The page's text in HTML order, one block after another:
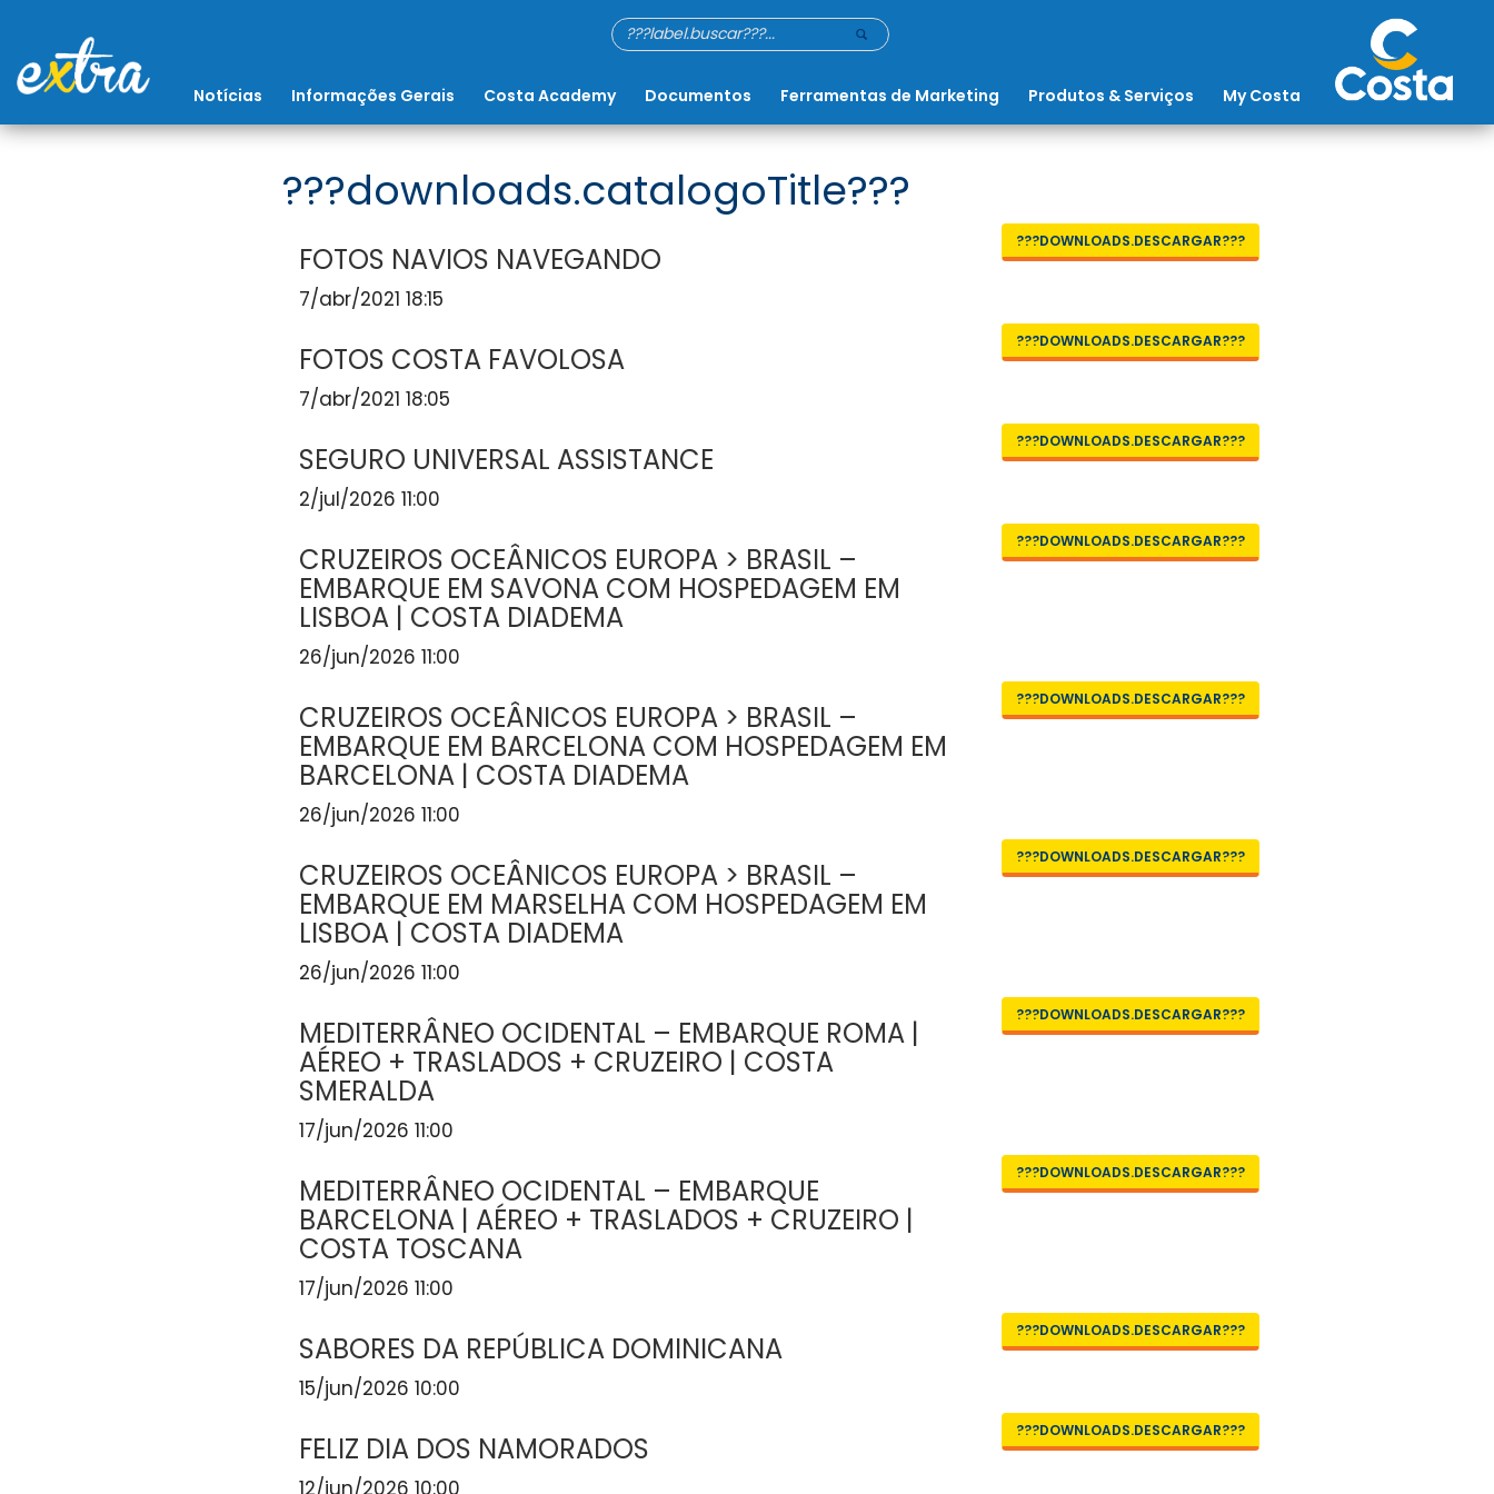
Notícias Informações Gerais Costa Academy Documentos Ferramentas de Marketing Produtos & Serviços My Costa
???downloads.catalogoTitle???
FOTOS NAVIOS NAVEGANDO
7/abr/2021 18:15
???DOWNLOADS.DESCARGAR???
FOTOS COSTA FAVOLOSA
7/abr/2021 18:05
???DOWNLOADS.DESCARGAR???
SEGURO UNIVERSAL ASSISTANCE
2/jul/2026 11:00
???DOWNLOADS.DESCARGAR???
CRUZEIROS OCEÂNICOS EUROPA > BRASIL –
EMBARQUE EM SAVONA COM HOSPEDAGEM EM
LISBOA | COSTA DIADEMA
26/jun/2026 11:00
???DOWNLOADS.DESCARGAR???
CRUZEIROS OCEÂNICOS EUROPA > BRASIL –
EMBARQUE EM BARCELONA COM HOSPEDAGEM EM
BARCELONA | COSTA DIADEMA
26/jun/2026 11:00
???DOWNLOADS.DESCARGAR???
CRUZEIROS OCEÂNICOS EUROPA > BRASIL –
EMBARQUE EM MARSELHA COM HOSPEDAGEM EM
LISBOA | COSTA DIADEMA
26/jun/2026 11:00
???DOWNLOADS.DESCARGAR???
MEDITERRÂNEO OCIDENTAL – EMBARQUE ROMA |
AÉREO + TRASLADOS + CRUZEIRO | COSTA
SMERALDA
17/jun/2026 11:00
???DOWNLOADS.DESCARGAR???
MEDITERRÂNEO OCIDENTAL – EMBARQUE
BARCELONA | AÉREO + TRASLADOS + CRUZEIRO |
COSTA TOSCANA
17/jun/2026 11:00
???DOWNLOADS.DESCARGAR???
SABORES DA REPÚBLICA DOMINICANA
15/jun/2026 10:00
???DOWNLOADS.DESCARGAR???
FELIZ DIA DOS NAMORADOS
12/jun/2026 10:00
???DOWNLOADS.DESCARGAR???